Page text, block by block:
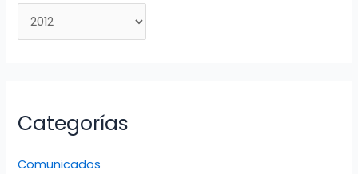
Categorías
Comunicados